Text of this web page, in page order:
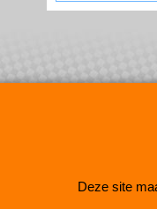
Deze site